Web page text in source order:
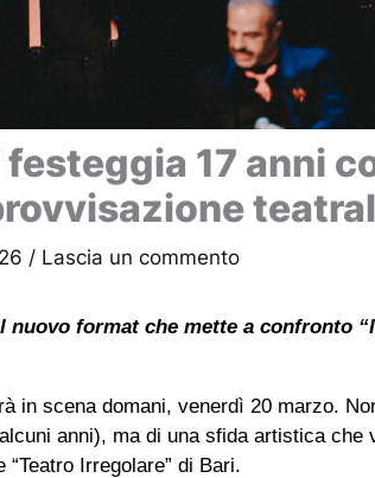
17 anni
/ Lascia un commento
format che mette a confronto
in scena domani, venerdì 20 marzo.
anni), ma di una sfida artistica che
Irregolare” di Bari.